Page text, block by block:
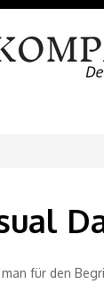
für den